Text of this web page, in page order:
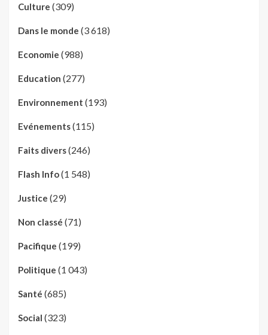
Culture (309)
Dans le monde (3 618)
Economie (988)
Education (277)
Environnement (193)
Evénements(115)
Faits divers(246)
Flash Info(1 548)
Justice (29)
Non classé (71)
Pacifique (199)
Politique (1 043)
Santé (685)
Social (323)